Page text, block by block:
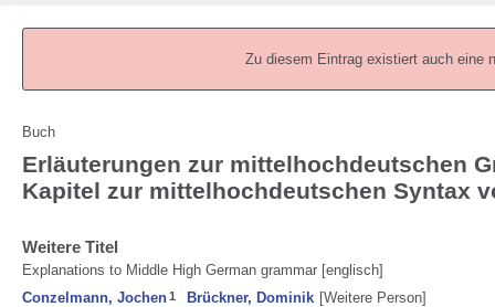
Zu diesem Eintrag existiert auch eine
Buch
Erläuterungen zur mittelhochdeutschen
Kapitel zur mittelhochdeutschen Syntax
Weitere Titel
Explanations to Middle High German grammar [englisch]
Conzelmann, Jochen1 Brückner, Dominik [Weitere Person]